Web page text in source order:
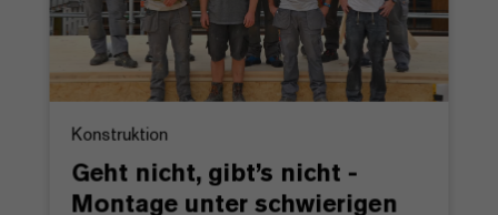
Konstruktion
Geht nicht, gibt’s nicht -
Montage unter schwierigen